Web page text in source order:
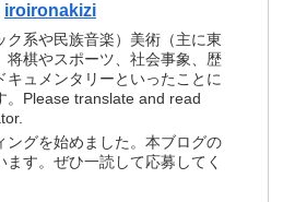
iroironakizi
ク系や民族音楽）美術（主に東
将棋やスポーツ、社会事象、歴
キュメンタリーといったことに
。Please translate and read
ングを始めました。本ブログの
ます。ぜひ一読して応募してく